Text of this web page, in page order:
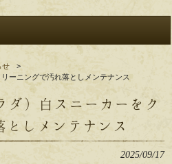
せ
>
ーニングで汚れ落としメンテナンス
ダ）白スニーカーをク
としメンテナンス
2025/09/17